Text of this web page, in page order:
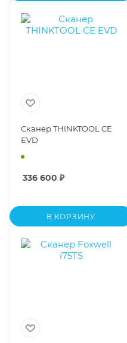
Сканер THINKTOOL CE
EVD
336 600 ₽
В КОРЗИНУ